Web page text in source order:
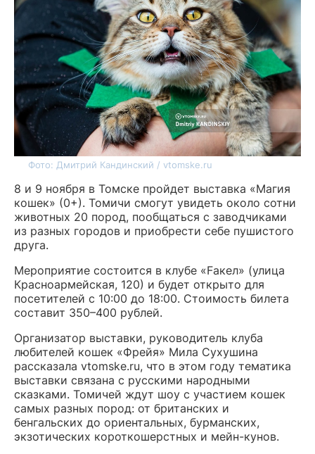
Фото: Дмитрий Кандинский / vtomske.ru
8 и 9 ноября в Томске пройдет выставка «Магия
кошек» (0+). Томичи смогут увидеть около сотни
животных 20 пород, пообщаться с заводчиками
из разных городов и приобрести себе пушистого
друга.
Мероприятие состоится в клубе «Fакел» (улица
Красноармейская, 120) и будет открыто для
посетителей с 10:00 до 18:00. Стоимость билета
составит 350–400 рублей.
Организатор выставки, руководитель клуба
любителей кошек «Фрейя» Мила Сухушина
рассказала vtomske.ru, что в этом году тематика
выставки связана с русскими народными
сказками. Томичей ждут шоу с участием кошек
самых разных пород: от британских и
бенгальских до ориентальных, бурманских,
экзотических короткошерстных и мейн-кунов.